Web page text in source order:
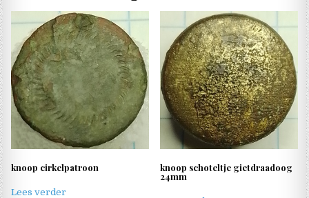
knoop cirkelpatroon
Lees verder
knoop schoteltje gietdraadoog
24mm